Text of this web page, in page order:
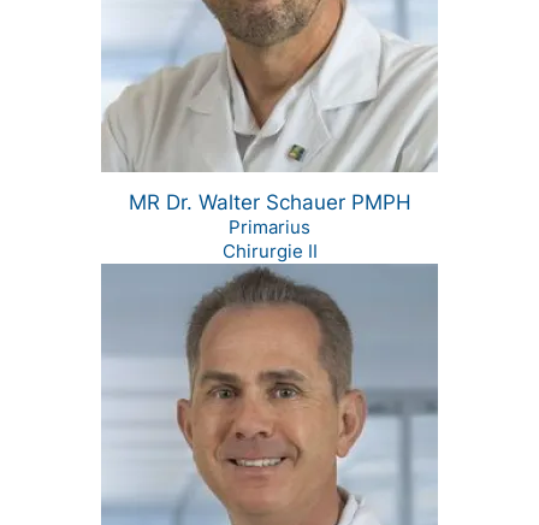
MR Dr. Walter Schauer PMPH
Primarius
Chirurgie II